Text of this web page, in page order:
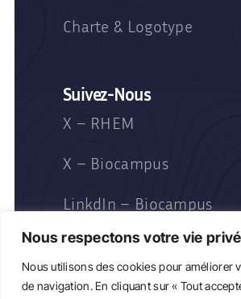
Nous respectons votre vie
Nous utilisons des cookies pour améliorer
de navigation. En cliquant sur « Tout
Charte & Logotype
Suivez-Nous
X – RHEM
X – Biocampus
LinkdIn – Biocampus